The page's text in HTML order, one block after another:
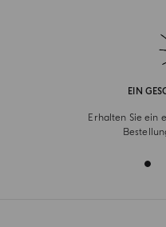
EIN
Erhalten Sie ein